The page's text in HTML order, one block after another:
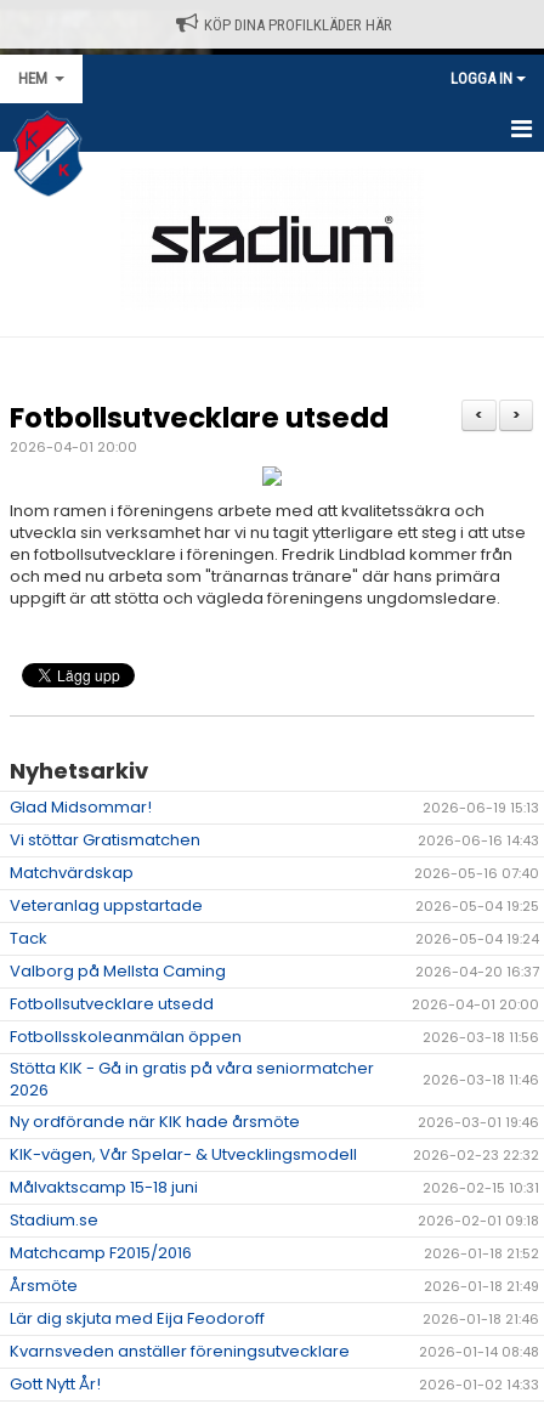
KÖP DINA PROFILKLÄDER HÄR
HEM LOGGA IN
HEM
KONTAKT
KLÄDPROFIL - STADIUM / SELECT
DOKUMENT
>
<
Fotbollsutvecklare utsedd
2026-04-01 20:00
Inom ramen i föreningens arbete med att kvalitetssäkra och
utveckla sin verksamhet har vi nu tagit ytterligare ett steg i att utse
en fotbollsutvecklare i föreningen. Fredrik Lindblad kommer från
och med nu arbeta som "tränarnas tränare" där hans primära
uppgift är att stötta och vägleda föreningens ungdomsledare.
Nyhetsarkiv
Glad Midsommar! 2026-06-19 15:13
Vi stöttar Gratismatchen 2026-06-16 14:43
Matchvärdskap 2026-05-16 07:40
Veteranlag uppstartade 2026-05-04 19:25
Tack 2026-05-04 19:24
Valborg på Mellsta Caming 2026-04-20 16:37
Fotbollsutvecklare utsedd 2026-04-01 20:00
Fotbollsskoleanmälan öppen 2026-03-18 11:56
Stötta KIK - Gå in gratis på våra seniormatcher
2026
2026-03-18 11:46
Ny ordförande när KIK hade årsmöte 2026-03-01 19:46
KIK-vägen, Vår Spelar- & Utvecklingsmodell 2026-02-23 22:32
Målvaktscamp 15-18 juni 2026-02-15 10:31
Stadium.se 2026-02-01 09:18
Matchcamp F2015/2016 2026-01-18 21:52
Årsmöte 2026-01-18 21:49
Lär dig skjuta med Eija Feodoroff 2026-01-18 21:46
Kvarnsveden anställer föreningsutvecklare 2026-01-14 08:48
Gott Nytt År! 2026-01-02 14:33